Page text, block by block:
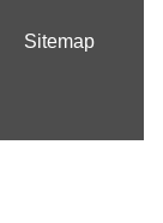
Sitemap